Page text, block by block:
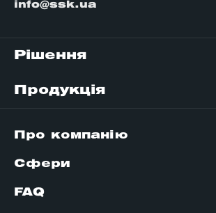
info@ssk.ua
Рішення
Продукція
Про компанію
Сфери
FAQ